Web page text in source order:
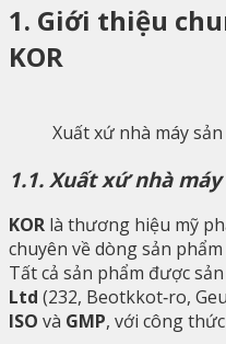
1. Giới thiệu
KOR
Xuất xứ nhà máy
1.1. Xuất xứ nhà
KOR là thương hiệu mỹ
chuyên về dòng sản
Tất cả sản phẩm được
Ltd (232, Beotkkot‑ro,
ISO và GMP, với công